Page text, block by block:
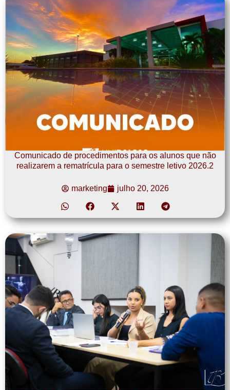
Comunicado de procedimentos para os alunos que não
realizarem a rematrícula para o semestre letivo 2026.2
marketing julho 20, 2026